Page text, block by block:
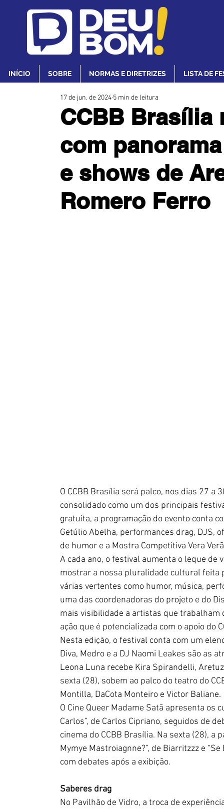
INÍCIO SOBRE NORMAS E DIRETRIZES LISTA DE
CCBB Brasília
com
e shows de
Romero Ferro
17 de jun. de 2024 5 min de leitura
O CCBB Brasília será palco, nos dias 27 a
consolidado como um dos principais
gratuita, a programação do evento conta
Getúlio Abelha, performances drag, DJS,
de humor e a Mostra Competitiva Vera
A cada ano, o festival aumenta o leque
mostrar a nossa pluralidade cultural feita
várias vertentes como humor, música,
uma das coordenadoras do projeto e do
mais visibilidade a artistas que trabalham
ação que é potencializada com o apoio do
Nesta edição, o festival conta com um
Diva, Medro e a DJ Naomi Leakes são as
Leona Luna recebe Kira Spirandelli,
sexta (28), sobem ao palco do teatro do
Montilla, DaCota Monteiro e Victor Baliane.
O Cine Queer Madame Satã apresenta os
Carlos”, de Carlos Cipriano, seguidos de
cinema do CCBB Brasília. Na sexta (28), a
Mymye Mastroiagnne?”, de Biarritzzz e
com debates após a exibição.
Saberes drag
No Pavilhão de Vidro, a troca de